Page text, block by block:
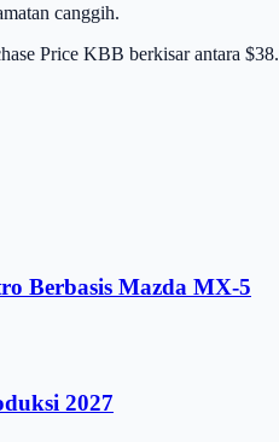
canggih.
Price KBB berkisar antara
Berbasis Mazda MX-5
2027